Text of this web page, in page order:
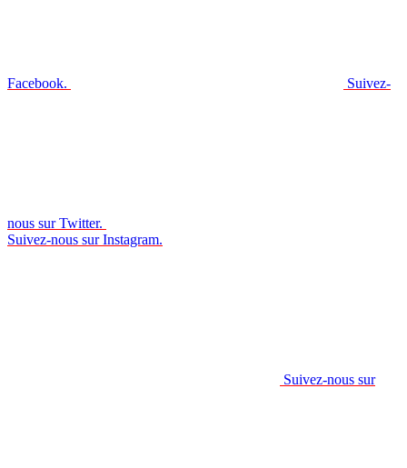
Facebook. Suivez-
nous sur Twitter.
Suivez-nous sur Instagram.
Suivez-nous sur